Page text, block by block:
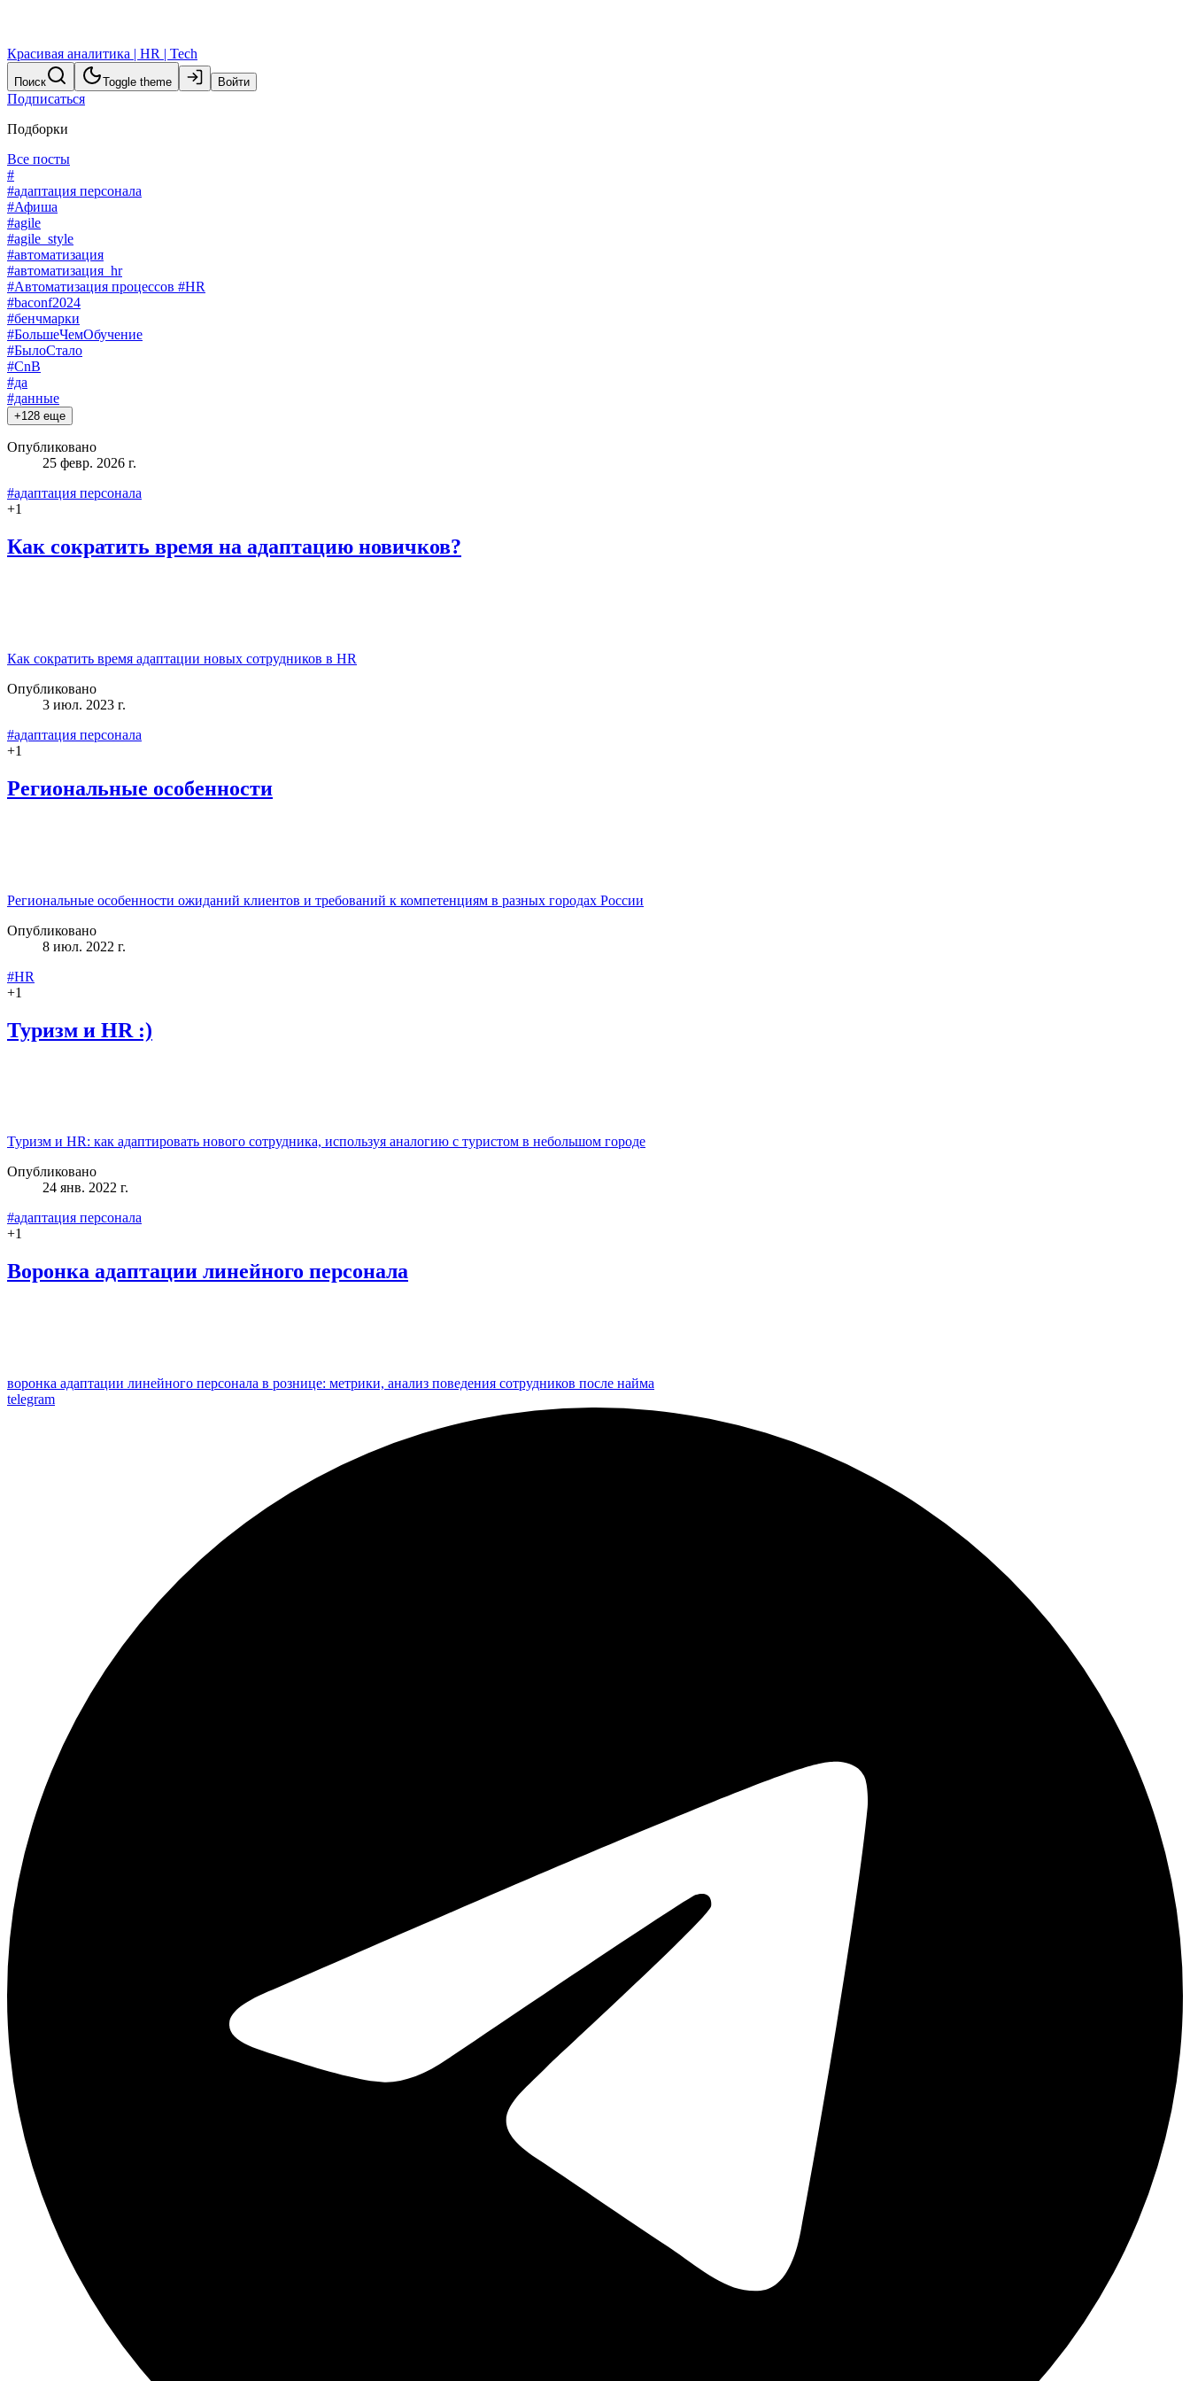
Красивая аналитика | HR | Tech
Поиск Toggle theme Войти
Подписаться
Подборки
Все посты
#
#адаптация персонала
#Афиша
#agile
#agile_style
#автоматизация
#автоматизация_hr
#Автоматизация процессов #HR
#baconf2024
#бенчмарки
#БольшеЧемОбучение
#БылоСтало
#CnB
#да
#данные
+128 еще
Опубликовано
25 февр. 2026 г.
#адаптация персонала
+1
Как сократить время на адаптацию новичков?
Как сократить время адаптации новых сотрудников в HR
Опубликовано
3 июл. 2023 г.
#адаптация персонала
+1
Региональные особенности
Региональные особенности ожиданий клиентов и требований к компетенциям в разных городах России
Опубликовано
8 июл. 2022 г.
#HR
+1
Туризм и HR :)
Туризм и HR: как адаптировать нового сотрудника, используя аналогию с туристом в небольшом городе
Опубликовано
24 янв. 2022 г.
#адаптация персонала
+1
Воронка адаптации линейного персонала
воронка адаптации линейного персонала в рознице: метрики, анализ поведения сотрудников после найма
telegram